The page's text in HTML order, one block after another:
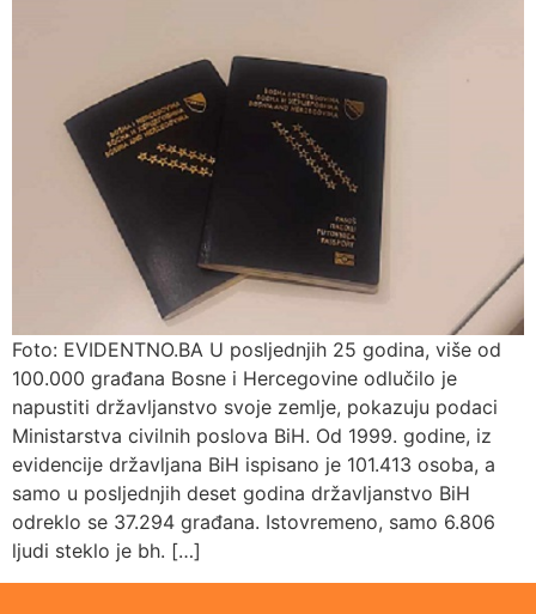
Foto: EVIDENTNO.BA U posljednjih 25 godina, više od
100.000 građana Bosne i Hercegovine odlučilo je
napustiti državljanstvo svoje zemlje, pokazuju podaci
Ministarstva civilnih poslova BiH. Od 1999. godine, iz
evidencije državljana BiH ispisano je 101.413 osoba, a
samo u posljednjih deset godina državljanstvo BiH
odreklo se 37.294 građana. Istovremeno, samo 6.806
ljudi steklo je bh. […]